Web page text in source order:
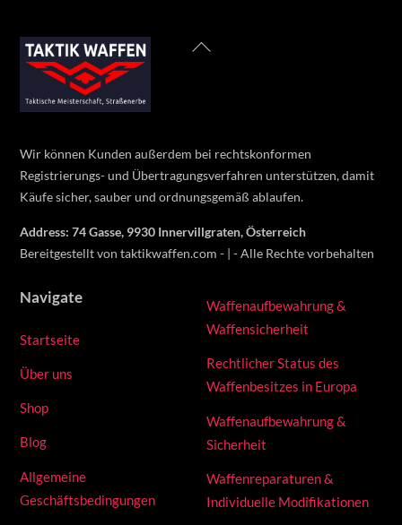
Back
Wir können Kunden außerdem bei rechtskonformen
Registrierungs- und Übertragungsverfahren unterstützen, damit
Käufe sicher, sauber und ordnungsgemäß ablaufen.
Address: 74 Gasse, 9930 Innervillgraten, Österreich
Bereitgestellt von taktikwaffen.com - | - Alle Rechte vorbehalten
Navigate
Startseite
Über uns
Shop
Blog
Allgemeine
Geschäftsbedingungen
Waffenaufbewahrung &
Waffensicherheit
Rechtlicher Status des
Waffenbesitzes in Europa
Waffenaufbewahrung &
Sicherheit
Waffenreparaturen &
Individuelle Modifikationen